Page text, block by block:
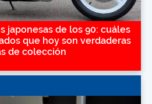
japonesas de los 90: cuáles
que hoy son verdaderas
de colección